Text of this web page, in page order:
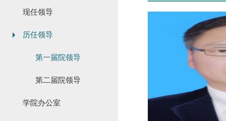
现任领导
历任领导
第一届院领导
第二届院领导
学院办公室